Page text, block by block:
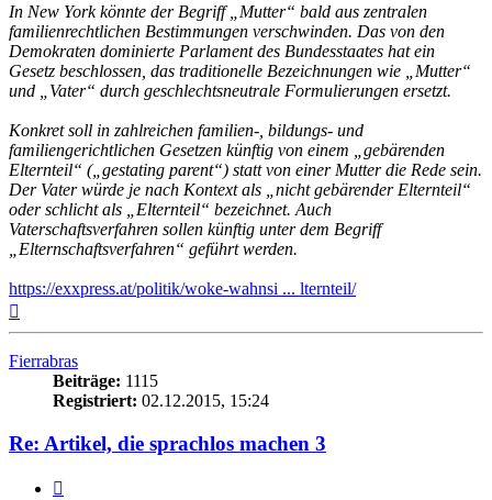
In New York könnte der Begriff „Mutter“ bald aus zentralen
familienrechtlichen Bestimmungen verschwinden. Das von den
Demokraten dominierte Parlament des Bundesstaates hat ein
Gesetz beschlossen, das traditionelle Bezeichnungen wie „Mutter“
und „Vater“ durch geschlechtsneutrale Formulierungen ersetzt.
Konkret soll in zahlreichen familien-, bildungs- und
familiengerichtlichen Gesetzen künftig von einem „gebärenden
Elternteil“ („gestating parent“) statt von einer Mutter die Rede sein.
Der Vater würde je nach Kontext als „nicht gebärender Elternteil“
oder schlicht als „Elternteil“ bezeichnet. Auch
Vaterschaftsverfahren sollen künftig unter dem Begriff
„Elternschaftsverfahren“ geführt werden.
https://exxpress.at/politik/woke-wahnsi ... lternteil/
Fierrabras
Beiträge: 1115
Registriert: 02.12.2015, 15:24
Re: Artikel, die sprachlos machen 3